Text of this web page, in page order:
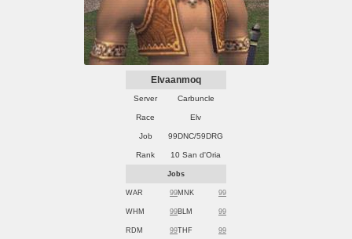
Elvaanmoq
Server Carbuncle
Race Elv
Job 99DNC/59DRG
Rank 10 San d'Oria
Jobs
WAR 99MNK 99
WHM 99BLM 99
RDM 99THF 99